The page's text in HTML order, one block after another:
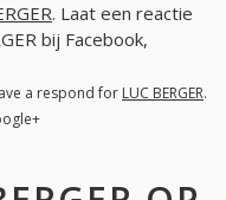
. Laat een reactie
bij Facebook,
a respond for LUC BERGER.